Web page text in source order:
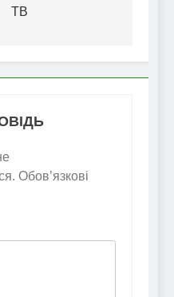
ТВ
Обов’язкові